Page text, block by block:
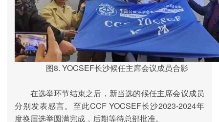
图8. YOCSEF长沙候任主席会议成员合影
在选举环节结束之后，新当选的候任主席会议成员
分别发表感言。至此CCF YOCSEF长沙2023-2024年
度换届选举圆满完成，后期等待总部批准。